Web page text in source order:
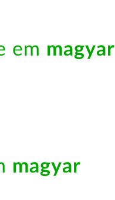
em magyar
magyar